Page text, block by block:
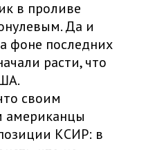
в проливе
Да и
фоне последних
расти, что
своим
американцы
КСИР: в